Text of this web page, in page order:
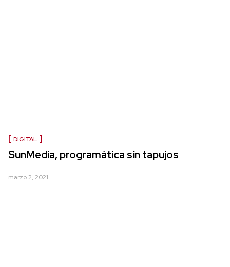
DIGITAL
SunMedia, programática sin tapujos
marzo 2, 2021